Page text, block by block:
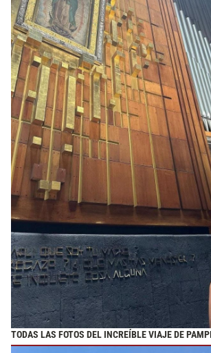
TODAS LAS FOTOS DEL INCREÍBLE VIAJE DE